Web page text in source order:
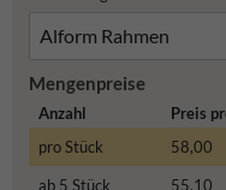
Mengenpreise
Anzahl Preis
pro Stück
58,00
ab 5 Stück
55,10